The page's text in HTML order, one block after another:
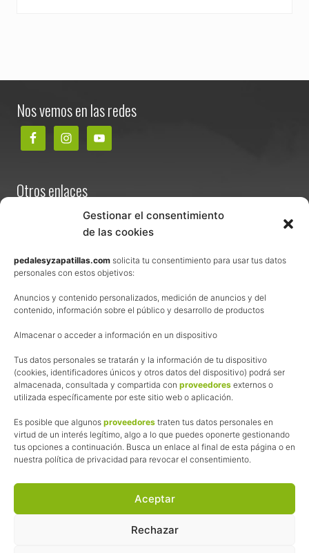
Gestionar el consentimiento
de las cookies
pedalesyzapatillas.com solicita tu consentimiento para usar tus datos
personales con estos objetivos:
Anuncios y contenido personalizados, medición de anuncios y del
contenido, información sobre el público y desarrollo de productos
Almacenar o acceder a información en un dispositivo
Tus datos personales se tratarán y la información de tu dispositivo
(cookies, identificadores únicos y otros datos del dispositivo) podrá ser
almacenada, consultada y compartida con proveedores externos o
utilizada específicamente por este sitio web o aplicación.
Es posible que algunos proveedores traten tus datos personales en
virtud de un interés legítimo, algo a lo que puedes oponerte gestionando
tus opciones a continuación. Busca un enlace al final de esta página o en
nuestra política de privacidad para revocar el consentimiento.
Aceptar
Rechazar
Nos vemos en las redes
Otros enlaces
Términos y condiciones de venta
Política de privacidad
Política de cookies
Afiliación
La web de Pedalesyzapatillas utiliza programas de afiliación.
¿Qué significa esto?
Cuando recomiendo algún producto, pongo enlaces a tiendas
online que utilizo y, por cada compra que realizas, me llevo
una comisión sin que a ti te cueste más dinero.
Esas comisiones me permiten seguir manteniendo esta web,
las inscripciones a muchas de las marchas para después
Siempre escribo sobre productos y tiendas que he probado